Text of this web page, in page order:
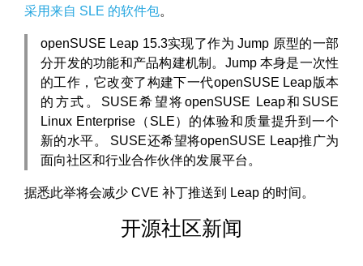
采用来自 SLE 的软件包。
openSUSE Leap 15.3实现了作为 Jump 原型的一部
分开发的功能和产品构建机制。Jump 本身是一次性
的工作，它改变了构建下一代openSUSE Leap版本
的方式。SUSE希望将openSUSE Leap和SUSE
Linux Enterprise（SLE）的体验和质量提升到一个
新的水平。 SUSE还希望将openSUSE Leap推广为
面向社区和行业合作伙伴的发展平台。
据悉此举将会减少 CVE 补丁推送到 Leap 的时间。
开源社区新闻